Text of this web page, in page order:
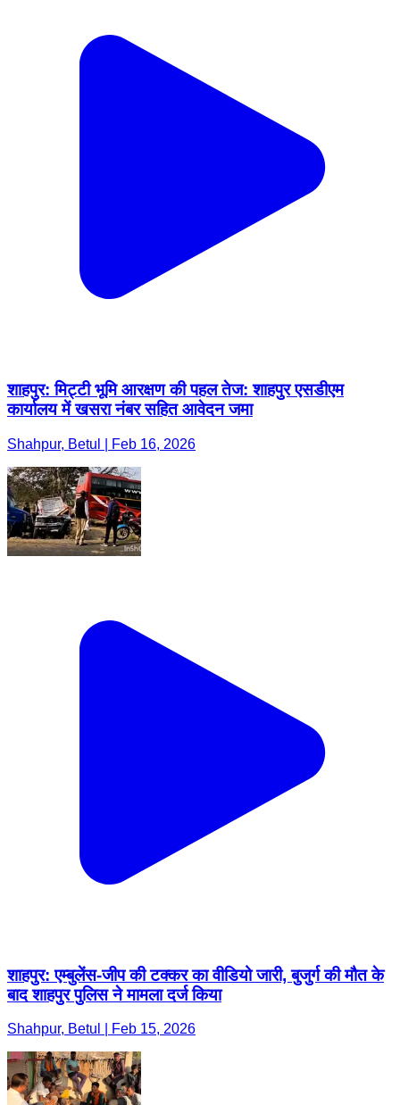
शाहपुर: मिट्टी भूमि आरक्षण की पहल तेज: शाहपुर एसडीएम
कार्यालय में खसरा नंबर सहित आवेदन जमा
Shahpur, Betul | Feb 16, 2026
शाहपुर: एम्बुलेंस-जीप की टक्कर का वीडियो जारी, बुजुर्ग की मौत के
बाद शाहपुर पुलिस ने मामला दर्ज किया
Shahpur, Betul | Feb 15, 2026